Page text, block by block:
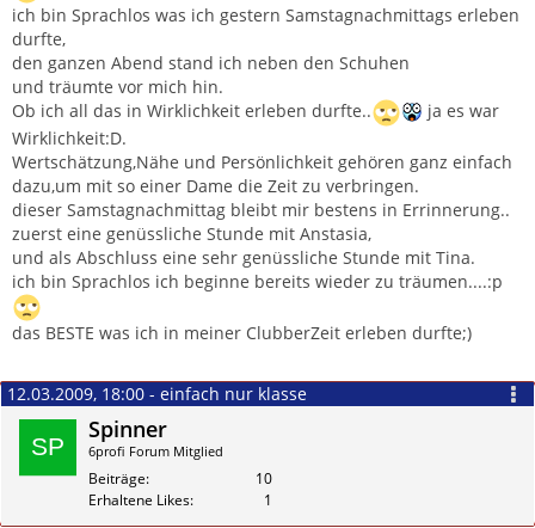
ich bin Sprachlos was ich gestern Samstagnachmittags erleben
durfte,
den ganzen Abend stand ich neben den Schuhen
und träumte vor mich hin.
Ob ich all das in Wirklichkeit erleben durfte..
ja es war
Wirklichkeit:D.
Wertschätzung,Nähe und Persönlichkeit gehören ganz einfach
dazu,um mit so einer Dame die Zeit zu verbringen.
dieser Samstagnachmittag bleibt mir bestens in Errinnerung..
zuerst eine genüssliche Stunde mit Anstasia,
und als Abschluss eine sehr genüssliche Stunde mit Tina.
ich bin Sprachlos ich beginne bereits wieder zu träumen....:p
das BESTE was ich in meiner ClubberZeit erleben durfte;)
12.03.2009, 18:00 - einfach nur klasse
Spinner
6profi Forum Mitglied
Beiträge
10
Erhaltene Likes
1